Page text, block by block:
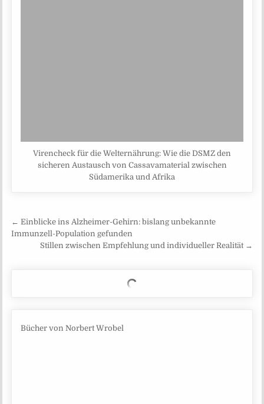
Virencheck für die Welternährung: Wie die DSMZ den
sicheren Austausch von Cassavamaterial zwischen
Südamerika und Afrika
Beitragsnavigation
← Einblicke ins Alzheimer-Gehirn: bislang unbekannte
Immunzell-Population gefunden
Stillen zwischen Empfehlung und individueller Realität →
Bücher von Norbert Wrobel